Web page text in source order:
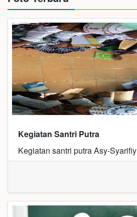
Kegiatan Santri Putra
Kegiatan santri putra Asy-Syarifiy